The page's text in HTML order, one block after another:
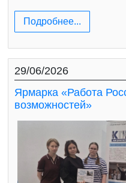
Подробнее...
29/06/2026
Ярмарка «Работа
возможностей»